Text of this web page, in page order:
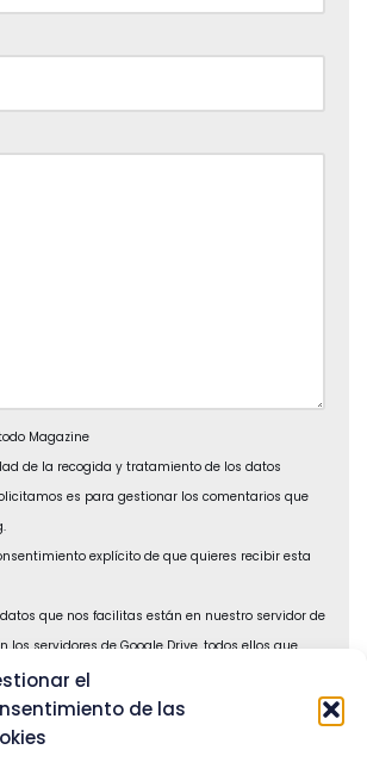
el
de las
Magazine
de la recogida y tratamiento de los datos
es para gestionar los comentarios que
explícito de que quieres recibir esta
datos que nos facilitas están en nuestro servidor de
los servidores deGoogle Drive, todos ellos que
tus derechos de acceso, rectificación,
los datos en hola@antetodomagazine.com así